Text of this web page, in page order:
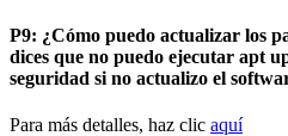
P9: ¿Cómo puedo actualizar los
dices que no puedo ejecutar apt
seguridad si no actualizo el
Para más detalles, haz clic aquí